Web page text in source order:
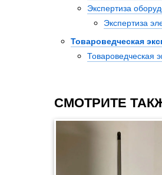
Экспертиза
Экспертиза
Товароведческая
Товароведческая
СМОТРИТЕ